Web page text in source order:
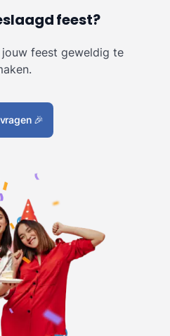
feest?
feest geweldig te
🎉